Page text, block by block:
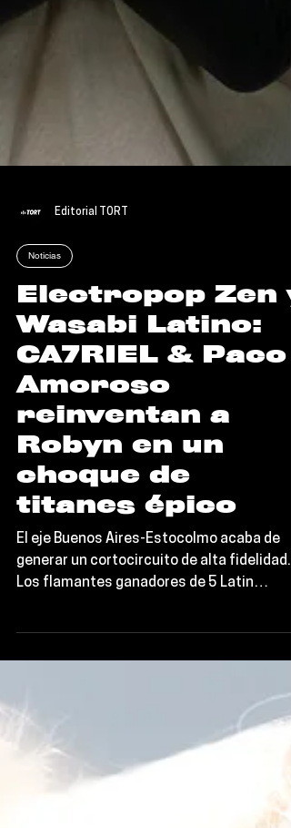
Editorial TORT
Noticias
Electropop Zen y
Wasabi Latino:
CA7RIEL & Paco
Amoroso
reinventan a
Robyn en un
choque de
titanes épico
generar un cortocircuito de alta fidelidad.
decidido intervenir el olimpo del pop sueco
con un rework audaz de "Blow My Mind", el
himno indiscutible de la reina Robyn. Olvida
todo lo que sabías sobre las
transatlánticas; esto es una colisión de
partículas elementales que ha dejado a la